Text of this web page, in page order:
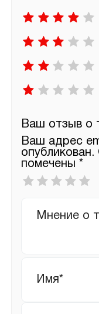
Ваш отзыв о
Ваш адрес
опубликован.
помечены *
Ваша
оценка
отзыв